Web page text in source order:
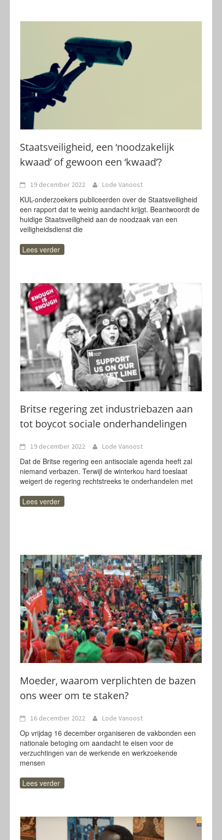
Staatsveiligheid, een ‘noodzakelijk
kwaad’ of gewoon een ‘kwaad’?
19 december 2022 Lode Vanoost
KUL-onderzoekers publiceerden over de Staatsveiligheid
een rapport dat te weinig aandacht krijgt. Beantwoordt de
huidige Staatsveiligheid aan de noodzaak van een
veiligheidsdienst die
Lees verder
Britse regering zet industriebazen aan
tot boycot sociale onderhandelingen
19 december 2022 Lode Vanoost
Dat de Britse regering een antisociale agenda heeft zal
niemand verbazen. Terwijl de winterkou hard toeslaat
weigert de regering rechtstreeks te onderhandelen met
Lees verder
Moeder, waarom verplichten de bazen
ons weer om te staken?
16 december 2022 Lode Vanoost
Op vrijdag 16 december organiseren de vakbonden een
nationale betoging om aandacht te eisen voor de
verzuchtingen van de werkende en werkzoekende
mensen
Lees verder